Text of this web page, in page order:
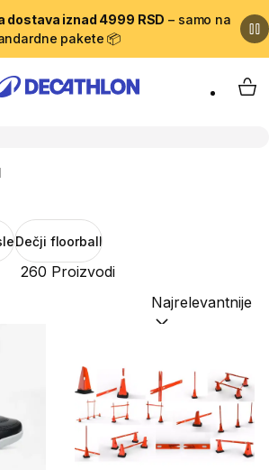
dostava iznad 4999 RSD – samo na
pakete 📦
My
Dečji floorball
260 Proizvodi
Sortiraj po: